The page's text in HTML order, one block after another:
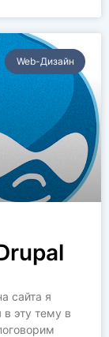
Web-Дизайн
сайта я
эту тему в